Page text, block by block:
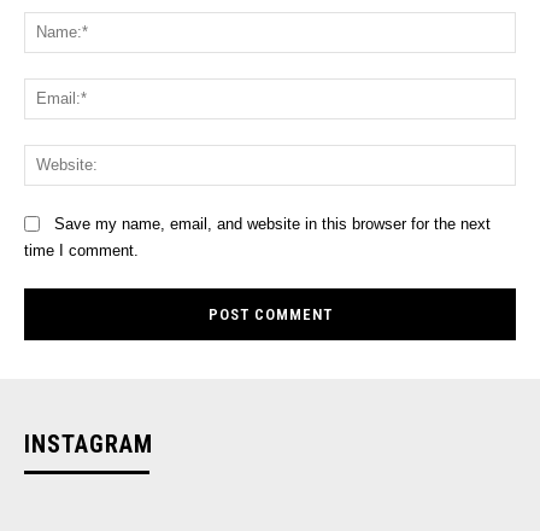
Save my name, email, and website in this browser for the next
time I comment.
INSTAGRAM